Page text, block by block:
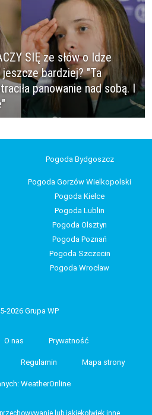
SIĘ ze słów o Idze
bardziej? "Ta
panowanie nad sobą. I
Pogoda Bydgoszcz
Pogoda Gorzów Wielkopolski
Pogoda Kielce
Pogoda Lublin
Pogoda Olsztyn
Pogoda Poznań
Pogoda Szczecin
Pogoda Wrocław
2026 Grupa WP
O nas Prywatność
Regulamin Mapa strony
WeatherOnline
lub jakiekolwiek inne